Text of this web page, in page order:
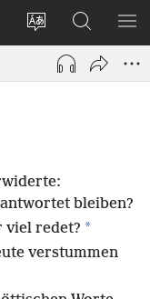
Websitesprache
ändern
Anmelden
(öffnet
Fenster)
Suche
bleiben?
viel redet? *
verstummen